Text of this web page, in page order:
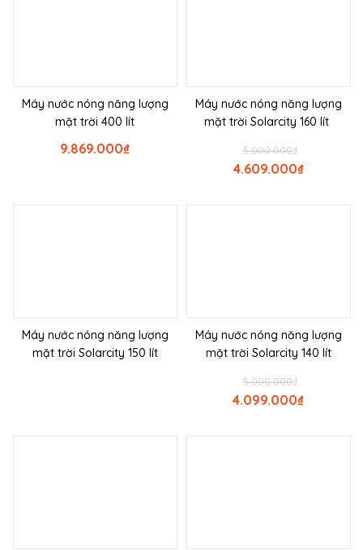
Máy nước nóng năng lượng
mặt trời 400 lít
₫
9.869.000
Máy nước nóng năng lượng
mặt trời Solarcity 160 lít
₫
5.000.000
₫
4.609.000
Máy nước nóng năng lượng
mặt trời Solarcity 150 lít
Máy nước nóng năng lượng
mặt trời Solarcity 140 lít
₫
5.000.000
₫
4.099.000